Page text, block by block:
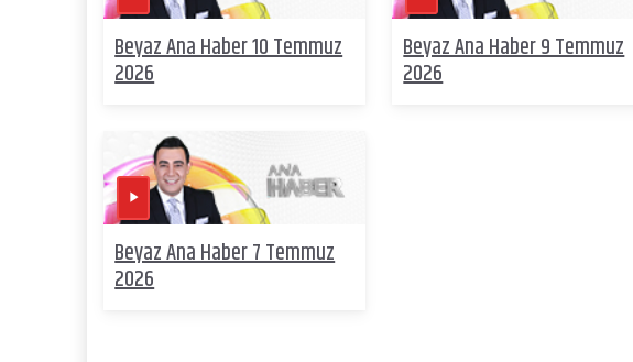
Beyaz Ana Haber 10 Temmuz
2026
Beyaz Ana Haber 9 Temmuz
2026
Beyaz Ana Haber 7 Temmuz
2026